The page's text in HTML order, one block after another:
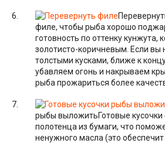
филе, чтобы рыба хорошо
готовность по оттенку
золотисто-коричневым. Если вы
толстыми кусками, ближе к
убавляем огонь и накрываем
рыба прожариться более
рыбы выложитьГотовые
полотенца из бумаги, что
ненужного масла (это